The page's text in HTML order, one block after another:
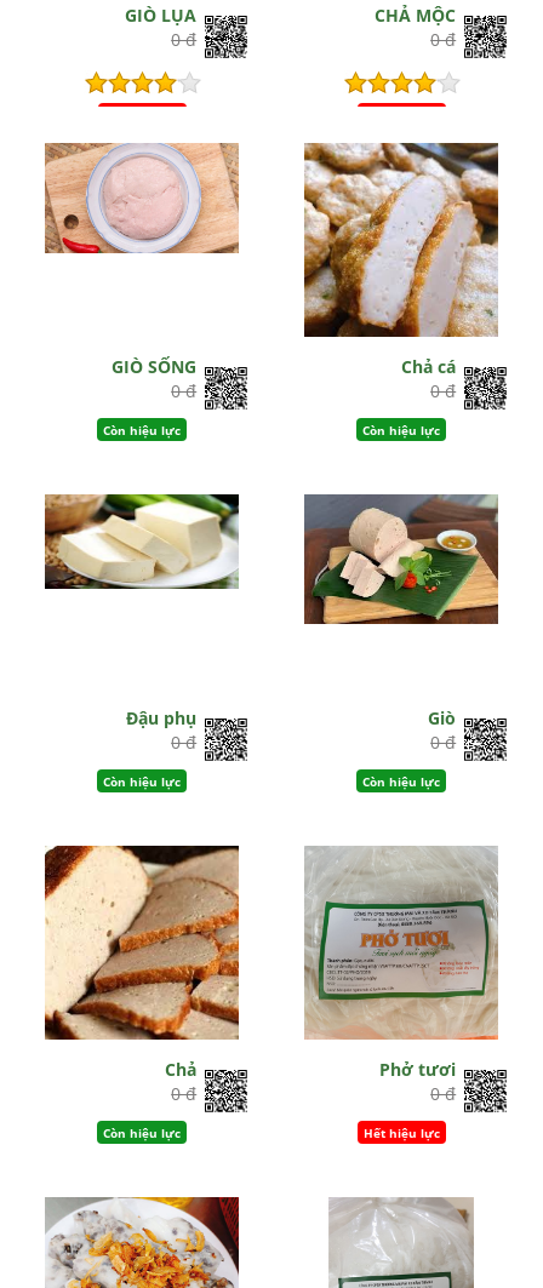
GIÒ LỤA
0 đ
CHẢ MỘC
0 đ
GIÒ SỐNG
0 đ
Còn hiệu lực
Chả cá
0 đ
Còn hiệu lực
Đậu phụ
0 đ
Còn hiệu lực
Giò
0 đ
Còn hiệu lực
Chả
0 đ
Còn hiệu lực
Phở tươi
0 đ
Hết hiệu lực